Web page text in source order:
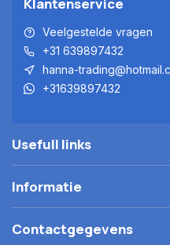
Veelgestelde vragen
+31 639897432
hanna-
+31639897432
Usefull links
Informatie
Contactgegevens